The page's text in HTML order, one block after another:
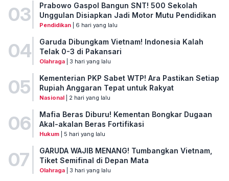
03
Prabowo Gaspol Bangun SNT! 500 Sekolah
Unggulan Disiapkan Jadi Motor Mutu Pendidikan
Pendidikan| 6 hari yang lalu
04
Garuda Dibungkam Vietnam! Indonesia Kalah
Telak 0-3 di Pakansari
Olahraga| 3 hari yang lalu
05
Kementerian PKP Sabet WTP! Ara Pastikan Setiap
Rupiah Anggaran Tepat untuk Rakyat
Nasional| 2 hari yang lalu
06
Mafia Beras Diburu! Kementan Bongkar Dugaan
Akal-akalan Beras Fortifikasi
Hukum| 5 hari yang lalu
07
GARUDA WAJIB MENANG! Tumbangkan Vietnam,
Tiket Semifinal di Depan Mata
Olahraga| 3 hari yang lalu